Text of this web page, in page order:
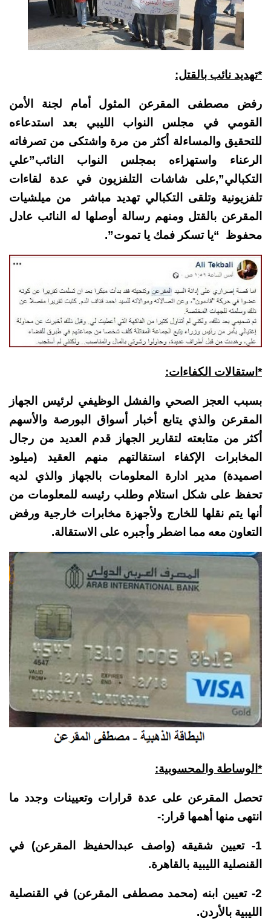
*تهديد نائب بالقتل:
رفض مصطفى المقرعن المثول أمام لجنة الأمن
القومي في مجلس النواب الليبي بعد استدعاءه
للتحقيق والمساءلة أكثر من مرة واشتكى من تصرفاته
الرعناء واستهزاءه بمجلس النواب النائب”علي
التكبالي”,على شاشات التلفزيون في عدة لقاءات
تلفزيونية وتلقى التكبالي تهديد مباشر من ميلشيات
المقرعن بالقتل ومنهم رسالة أوصلها له النائب عادل
محفوظ “يا تسكر فمك يا تموت”.
*استقالات الكفاءات:
بسبب العجز الصحي والفشل الوظيفي لرئيس الجهاز
المقرعن والذي يتابع أخبار أسواق البورصة والأسهم
أكثر من متابعته لتقارير الجهاز قدم العديد من رجال
المخابرات الإكفاء استقالتهم منهم العقيد (ميلود
اصميدة) مدير ادارة المعلومات بالجهاز والذي لديه
تحفظ على شكل استلام وطلب رئيسه للمعلومات من
أنها يتم نقلها للخارج ولأجهزة مخابرات خارجية ورفض
التعاون معه مما اضطر وأجبره على الاستقالة.
*الوساطة والمحسوبية:
تحصل المقرعن على عدة قرارات وتعيينات وجدد ما
انتهى منها أهمها قرار:-
1- تعيين شقيقه (واصف عبدالحفيظ المقرعن) في
القنصلية الليبية بالقاهرة.
2- تعيين ابنه (محمد مصطفى المقرعن) في القنصلية
الليبية بالأردن.